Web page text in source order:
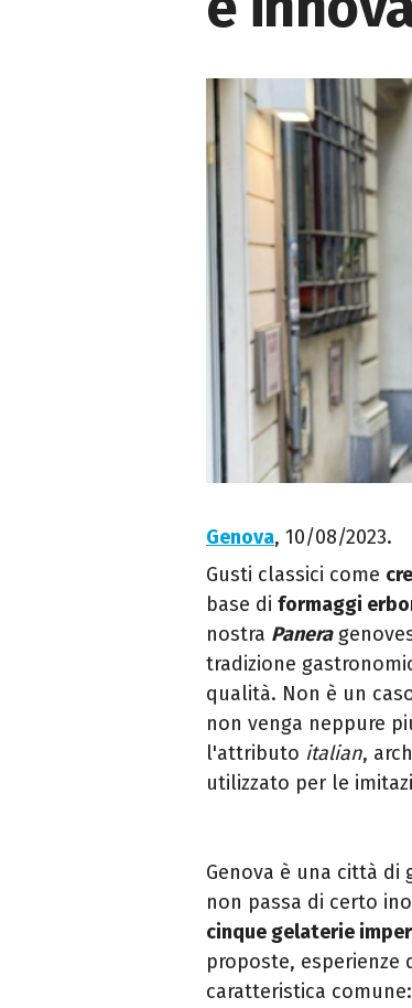
Genova, 10/08/2023.
Gusti classici come
base di formaggi
nostra Panera
tradizione
qualità. Non è un
non venga neppure
l'attributo italian,
utilizzato per le
Genova è una città di
non passa di certo
cinque gelaterie
proposte, esperienze
caratteristica